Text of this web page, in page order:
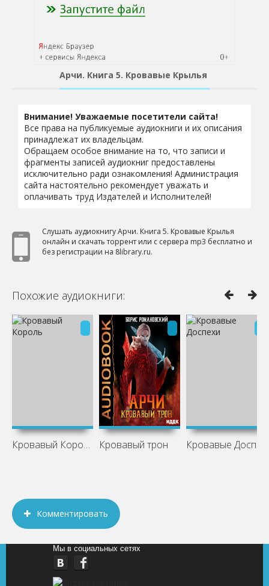
Арчи. Книга 5. Кровавые Крылья
Внимание! Уважаемые посетители сайта!
Все права на публикуемые аудиокниги и их описания
принадлежат их владельцам.
Обращаем особое внимание на то, что записи и
фрагменты записей аудиокниг предоставлены
исключительно ради ознакомления! Администрация
сайта настоятельно рекомендует уважать и
оплачивать труд Издателей и Исполнителей!
Слушать аудиокнигу Арчи. Книга 5. Кровавые Крылья
онлайн и скачать торрент или с сервера mp3 бесплатно и
без регистрации на 8library.ru.
Похожие аудиокниги:
Кровавый Король Кровавый трон
Комментировать
Мы в социальных сетях